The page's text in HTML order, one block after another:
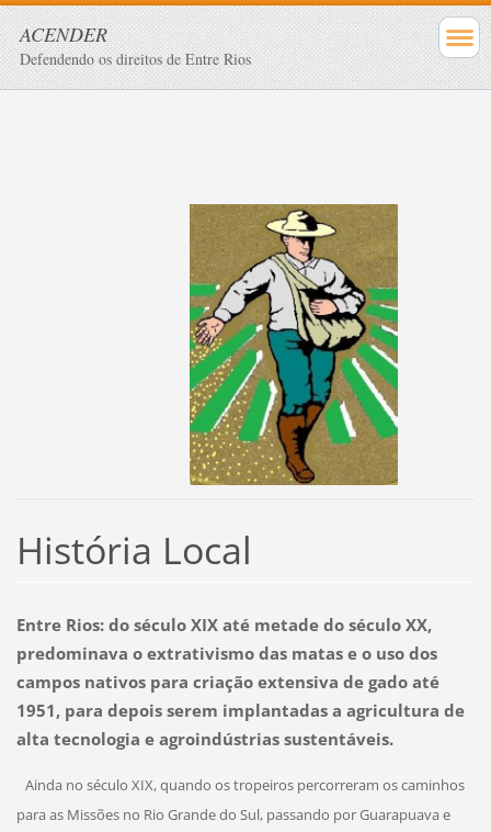
ACENDER
Defendendo os direitos de Entre Rios
História Local
Entre Rios: do século XIX até metade do século XX,
predominava o extrativismo das matas e o uso dos
campos nativos para criação extensiva de gado até
1951, para depois serem implantadas a agricultura de
alta tecnologia e agroindústrias sustentáveis.
Ainda no século XIX, quando os tropeiros percorreram os caminhos
para as Missões no Rio Grande do Sul, passando por Guarapuava e